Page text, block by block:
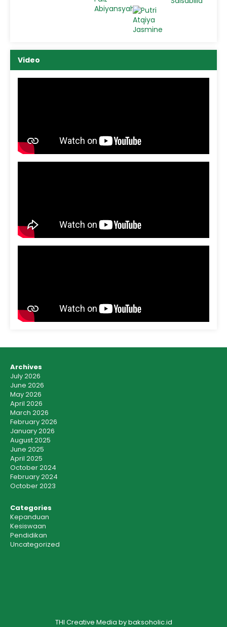
Video
Archives
July 2026
June 2026
May 2026
April 2026
March 2026
February 2026
January 2026
August 2025
June 2025
April 2025
October 2024
February 2024
October 2023
Categories
Kepanduan
Kesiswaan
Pendidikan
Uncategorized
THI Creative Media by baksoholic.id